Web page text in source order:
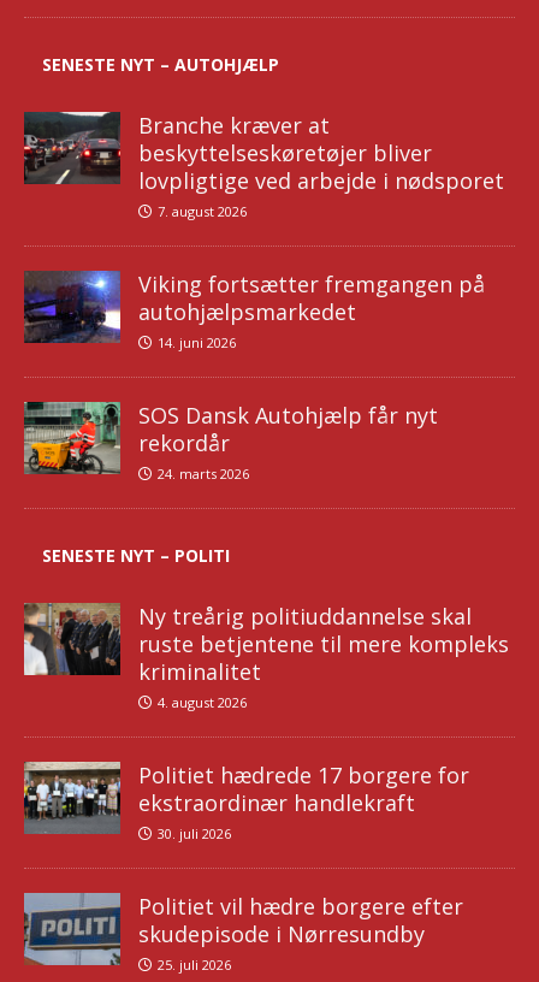
SENESTE NYT – AUTOHJÆLP
Branche kræver at
beskyttelseskøretøjer bliver
lovpligtige ved arbejde i nødsporet
7. august 2026
Viking fortsætter fremgangen på
autohjælpsmarkedet
14. juni 2026
SOS Dansk Autohjælp får nyt
rekordår
24. marts 2026
SENESTE NYT – POLITI
Ny treårig politiuddannelse skal
ruste betjentene til mere kompleks
kriminalitet
4. august 2026
Politiet hædrede 17 borgere for
ekstraordinær handlekraft
30. juli 2026
Politiet vil hædre borgere efter
skudepisode i Nørresundby
25. juli 2026